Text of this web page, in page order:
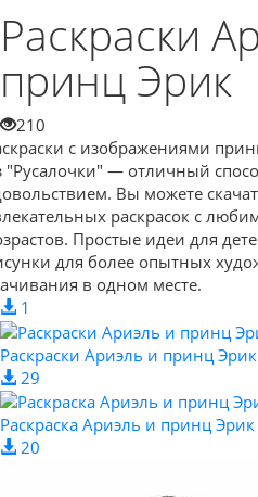
Раскраски
принц Эрик
210
с изображениями
"Русалочки" — отличный
Вы можете
раскрасок с
Простые идеи для
для более опытных
в одном месте.
1
Раскраски Ариэль и принц Эрик
29
Раскраска Ариэль и принц Эрик
20